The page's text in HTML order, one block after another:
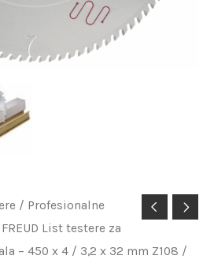
/ Profesionalne
List testere za
– 450 x 4 / 3,2 x 32 mm Z108 /